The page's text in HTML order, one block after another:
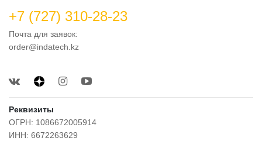
+7 (727) 310-28-23
Почта для заявок:
order@indatech.kz
Реквизиты
ОГРН: 1086672005914
ИНН: 6672263629